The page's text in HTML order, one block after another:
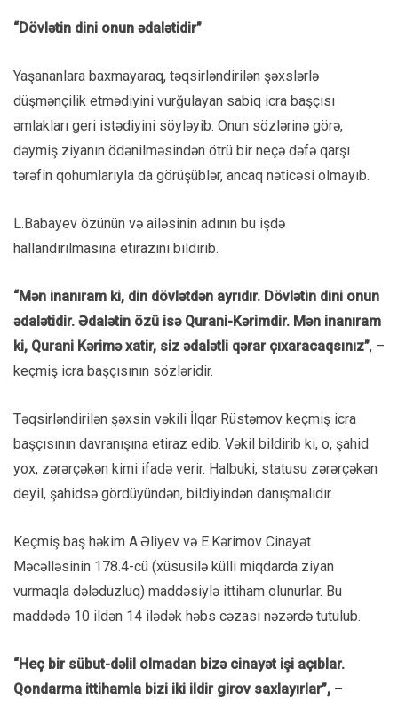
“Dövlətin dini onun ədalətidir”
Yaşananlara baxmayaraq, təqsirləndirilən şəxslərlə
düşmənçilik etmədiyini vurğulayan sabiq icra başçısı
əmlakları geri istədiyini söyləyib. Onun sözlərinə görə,
dəymiş ziyanın ödənilməsindən ötrü bir neçə dəfə qarşı
tərəfin qohumlarıyla da görüşüblər, ancaq nəticəsi olmayıb.
L.Babayev özünün və ailəsinin adının bu işdə
hallandırılmasına etirazını bildirib.
“Mən inanıram ki, din dövlətdən ayrıdır. Dövlətin dini onun
ədalətidir. Ədalətin özü isə Qurani-Kərimdir. Mən inanıram
ki, Qurani Kərimə xatir, siz ədalətli qərar çıxaracaqsınız”, –
keçmiş icra başçısının sözləridir.
Təqsirləndirilən şəxsin vəkili İlqar Rüstəmov keçmiş icra
başçısının davranışına etiraz edib. Vəkil bildirib ki, o, şahid
yox, zərərçəkən kimi ifadə verir. Halbuki, statusu zərərçəkən
deyil, şahidsə gördüyündən, bildiyindən danışmalıdır.
Keçmiş baş həkim A.Əliyev və E.Kərimov Cinayət
Məcəlləsinin 178.4-cü (xüsusilə külli miqdarda ziyan
vurmaqla dələduzluq) maddəsiylə ittiham olunurlar. Bu
maddədə 10 ildən 14 ilədək həbs cəzası nəzərdə tutulub.
“Heç bir sübut-dəlil olmadan bizə cinayət işi açıblar.
Qondarma ittihamla bizi iki ildir girov saxlayırlar”, –